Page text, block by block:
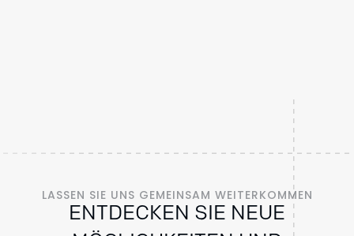
LASSEN SIE UNS GEMEINSAM WEITERKOMMEN
ENTDECKEN SIE NEUE